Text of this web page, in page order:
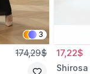
3
174,29$ 17,22$
Shirosa